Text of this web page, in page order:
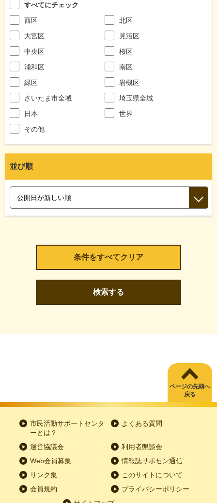
すべてにチェック
西区
北区
大宮区
見沼区
中央区
桜区
浦和区
南区
緑区
岩槻区
さいたま市全域
埼玉県全域
日本
世界
その他
並び順
検索する
ページの先頭へ
戻る
市民活動サポートセンタ
ーとは？
よくある質問
運営協議会
利用者懇談会
Web会員募集
情報誌サポセン通信
リンク集
このサイトについて
会員規約
プライバシーポリシー